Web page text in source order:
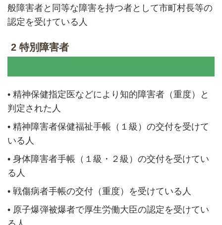
般障害者と同等な障害を持つ者として市町村長等の
認定を受けている人
2 特別障害者
• 精神保健指定医などにより知的障害者（重度）と
判定された人
• 精神障害者保健福祉手帳（１級）の交付を受けて
いる人
• 身体障害者手帳（１級・２級）の交付を受けてい
る人
• 戦傷病者手帳の交付（重度）を受けている人
• 原子爆弾被爆者で厚生労働大臣の認定を受けてい